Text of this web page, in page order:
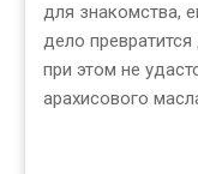
для знакомства,
дело
при этом не
арахисового